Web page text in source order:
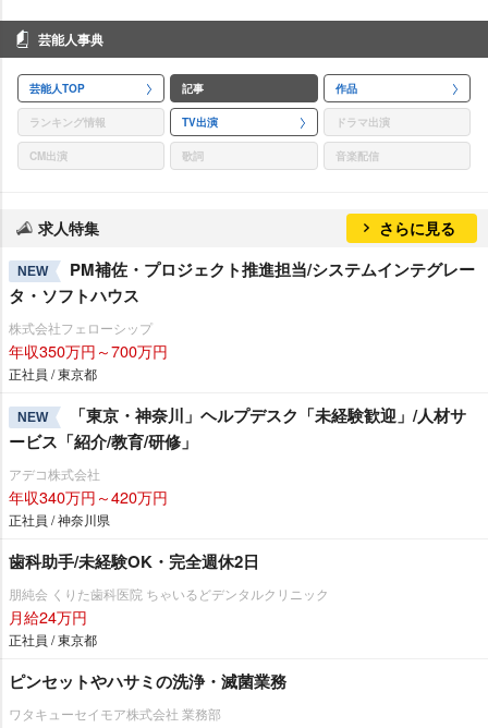
芸能人事典
芸能人TOP 記事 作品
ランキング情報 TV出演 ドラマ出演
CM出演 歌詞 音楽配信
求人特集 さらに見る
NEW
PM補佐・プロジェクト推進担当/システムインテグレー
タ・ソフトハウス
株式会社フェローシップ
年収350万円～700万円
正社員 / 東京都
NEW
「東京・神奈川」ヘルプデスク「未経験歓迎」/人材サ
ービス「紹介/教育/研修」
アデコ株式会社
年収340万円～420万円
正社員 / 神奈川県
歯科助手/未経験OK・完全週休2日
朋純会 くりた歯科医院 ちゃいるどデンタルクリニック
月給24万円
正社員 / 東京都
ピンセットやハサミの洗浄・滅菌業務
ワタキューセイモア株式会社 業務部